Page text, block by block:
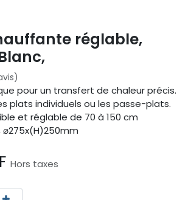
réglable,
pour un transfert de chaleur précis.
plats individuels ou les passe-plats.
et réglable de 70 à 150 cm
⌀275x(H)250mm
Hors taxes